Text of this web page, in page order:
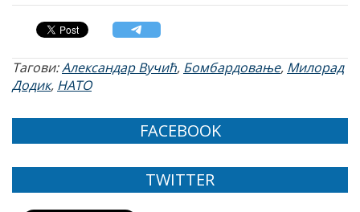
Тагови:Александар Вучић, Бомбардовање, Милорад
Додик, НАТО
FACEBOOK
TWITTER